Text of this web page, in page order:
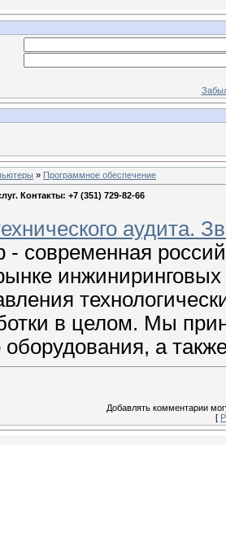
» Программное обеспечение
Контакты: +7 (351) 729-82-66
аудита.
- современная
инжиниринговых
в целом. Мы
оборудования, а
Добавлять комментарии
[